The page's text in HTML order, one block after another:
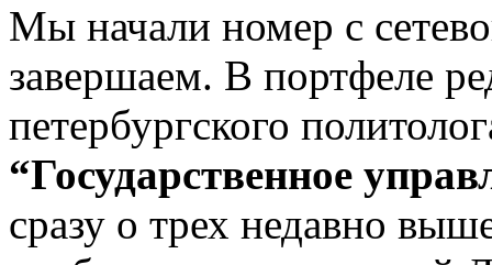
Мы начали номер с
завершаем. В портфеле
петербургского
“Государственное
сразу о трех недавно